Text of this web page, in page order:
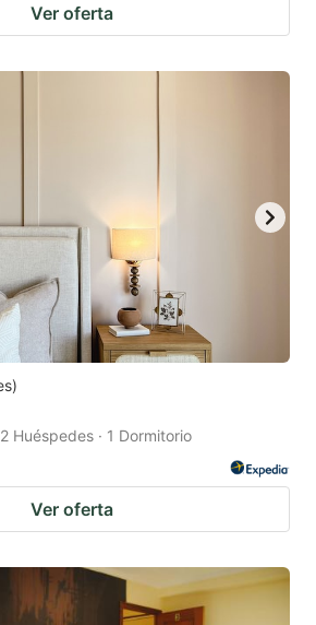
Ver oferta
)
Huéspedes · 1 Dormitorio
Ver oferta